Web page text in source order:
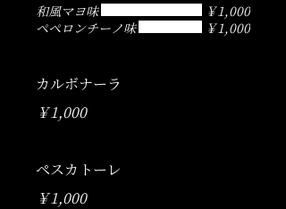
和風マヨ味
￥1,000
ペペロンチーノ味
￥1,000
カルボナーラ
￥1,000
ペスカトーレ
￥1,000